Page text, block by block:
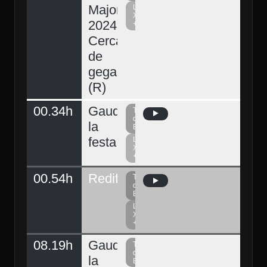
Major
2024.
Cercavila
de
gegants
(R)
La
Xarxa
+
00.34h
Gaudeix
la
festa
Televisió
del
Berguedà
La
Xarxa
+
00.54h RedifusióTelevisió
del
Berguedà
La
Xarxa
+
08.19h
Gaudeix
la
Televisió
del
Berguedà